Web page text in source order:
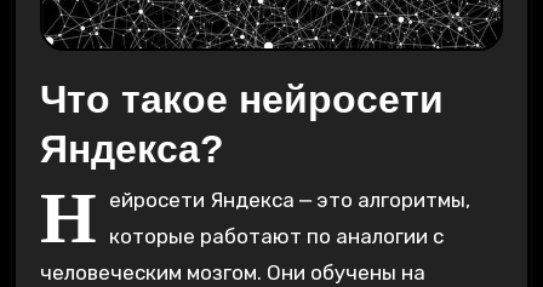
Что такое нейросети
Яндекса?
Н ейросети Яндекса ⎼ это алгоритмы‚
которые работают по аналогии с
человеческим мозгом. Они обучены на